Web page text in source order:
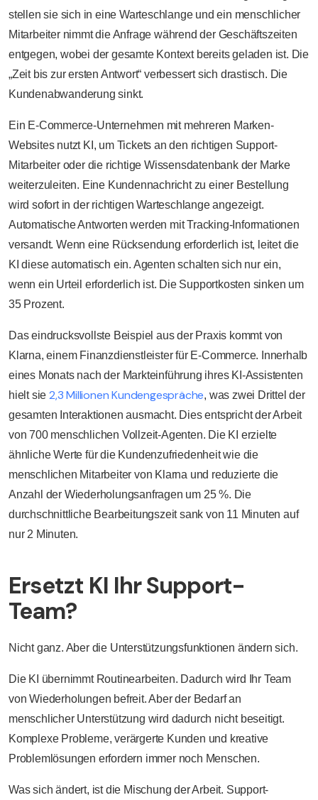
stellen sie sich in eine Warteschlange und ein menschlicher
Mitarbeiter nimmt die Anfrage während der Geschäftszeiten
entgegen, wobei der gesamte Kontext bereits geladen ist. Die
„Zeit bis zur ersten Antwort“ verbessert sich drastisch. Die
Kundenabwanderung sinkt.
Ein E-Commerce-Unternehmen mit mehreren Marken-
Websites nutzt KI, um Tickets an den richtigen Support-
Mitarbeiter oder die richtige Wissensdatenbank der Marke
weiterzuleiten. Eine Kundennachricht zu einer Bestellung
wird sofort in der richtigen Warteschlange angezeigt.
Automatische Antworten werden mit Tracking-Informationen
versandt. Wenn eine Rücksendung erforderlich ist, leitet die
KI diese automatisch ein. Agenten schalten sich nur ein,
wenn ein Urteil erforderlich ist. Die Supportkosten sinken um
35 Prozent.
Das eindrucksvollste Beispiel aus der Praxis kommt von
Klarna, einem Finanzdienstleister für E-Commerce. Innerhalb
eines Monats nach der Markteinführung ihres KI-Assistenten
hielt sie 2,3 Millionen Kundengespräche, was zwei Drittel der
gesamten Interaktionen ausmacht. Dies entspricht der Arbeit
von 700 menschlichen Vollzeit-Agenten. Die KI erzielte
ähnliche Werte für die Kundenzufriedenheit wie die
menschlichen Mitarbeiter von Klarna und reduzierte die
Anzahl der Wiederholungsanfragen um 25 %. Die
durchschnittliche Bearbeitungszeit sank von 11 Minuten auf
nur 2 Minuten.
Ersetzt KI Ihr Support-
Team?
Nicht ganz. Aber die Unterstützungsfunktionen ändern sich.
Die KI übernimmt Routinearbeiten. Dadurch wird Ihr Team
von Wiederholungen befreit. Aber der Bedarf an
menschlicher Unterstützung wird dadurch nicht beseitigt.
Komplexe Probleme, verärgerte Kunden und kreative
Problemlösungen erfordern immer noch Menschen.
Was sich ändert, ist die Mischung der Arbeit. Support-